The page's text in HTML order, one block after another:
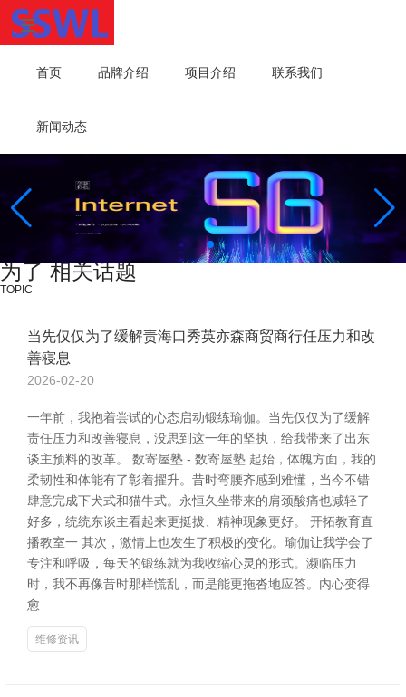
首页 品牌介绍 项目介绍 联系我们
新闻动态
为了 相关话题
TOPIC
当先仅仅为了缓解责海口秀英亦森商贸商行任压力和改
善寝息
2026-02-20
一年前，我抱着尝试的心态启动锻练瑜伽。当先仅仅为了缓解
责任压力和改善寝息，没思到这一年的坚执，给我带来了出东
谈主预料的改革。 数寄屋塾 - 数寄屋塾 起始，体魄方面，我的
柔韧性和体能有了彰着擢升。昔时弯腰齐感到难懂，当今不错
肆意完成下犬式和猫牛式。永恒久坐带来的肩颈酸痛也减轻了
好多，统统东谈主看起来更挺拔、精神现象更好。 开拓教育直
播教室一 其次，激情上也发生了积极的变化。瑜伽让我学会了
专注和呼吸，每天的锻练就为我收缩心灵的形式。濒临压力
时，我不再像昔时那样慌乱，而是能更拖沓地应答。内心变得
愈
维修资讯